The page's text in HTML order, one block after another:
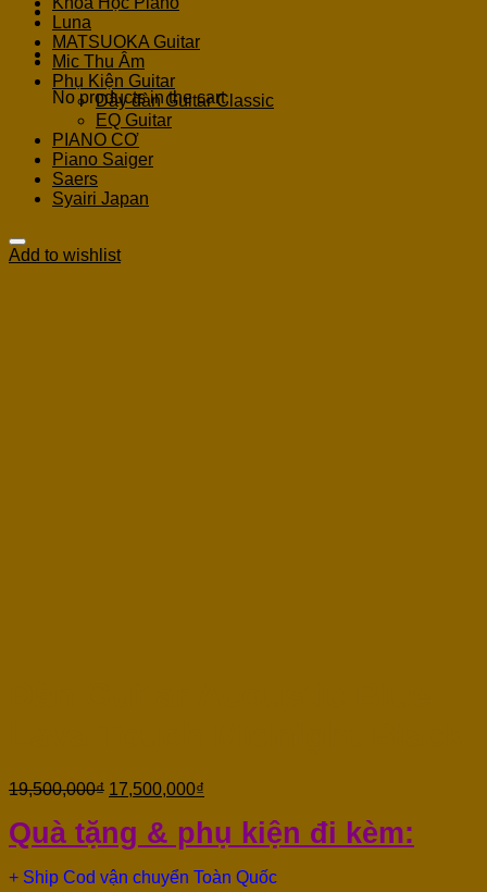
Cart
No products in the cart.
Luna
MATSUOKA Guitar
Mic Thu Âm
Phụ Kiện Guitar
Dây đàn Guitar Classic
EQ Guitar
PIANO CƠ
Piano Saiger
Saers
Syairi Japan
Add to wishlist
19,500,000₫ 17,500,000₫
Quà tặng & phụ kiện đi kèm:
+ Ship Cod vận chuyển Toàn Quốc